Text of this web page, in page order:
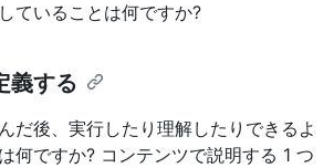
ていることは何ですか?
義する
だ後、実行したり理解したりできるよ
何ですか? コンテンツで説明する 1 つ